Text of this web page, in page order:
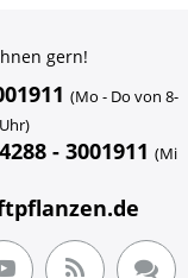
gern!
(Mo - Do von 8-
- 3001911 (Mi